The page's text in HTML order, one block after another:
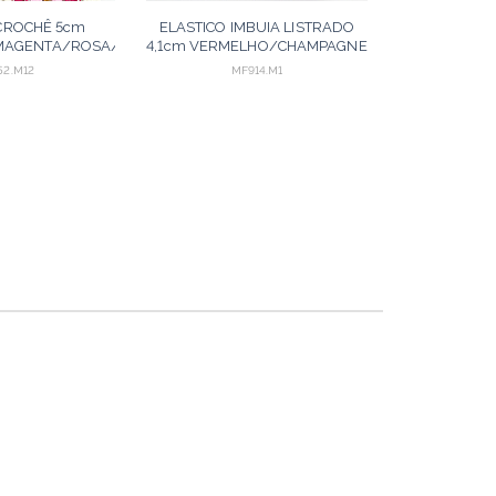
5cm
ROSA/MOSTARDA
ELASTICO IMBUIA LISTRADO
4,1cm VERMELHO/CHAMPAGNE
25m
MF914.M1